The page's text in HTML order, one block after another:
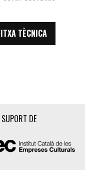
TÈCNICA
DE